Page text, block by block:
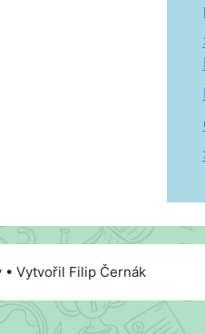
Vytvořil Filip Černák